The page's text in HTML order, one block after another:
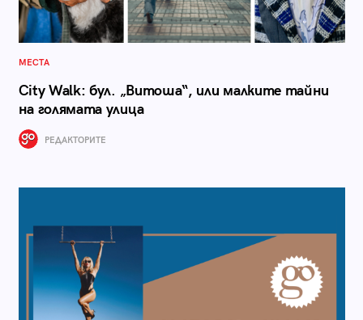
МЕСТА
City Walk: бул. „Витоша“, или малките тайни
на голямата улица
РЕДАКТОРИТЕ